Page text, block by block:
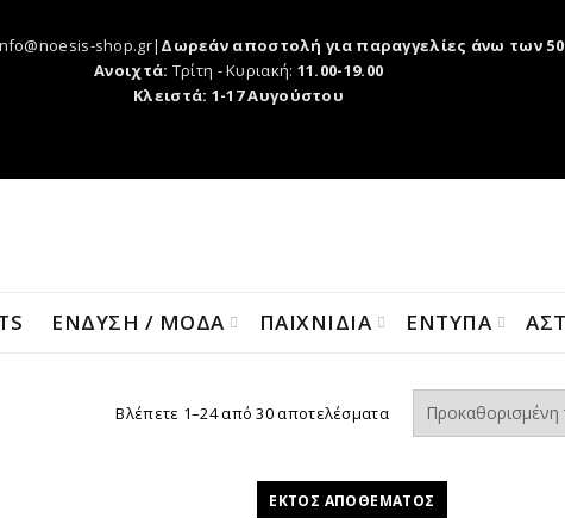
shop.gr| Δωρεάν αποστολή για παραγγελίες άνω των
Ανοιχτά: Τρίτη - Κυριακή: 11.00-19.00
Κλειστά: 1-17 Αυγούστου
ΕΝΔΥΣΗ / ΜΟΔΑ ΠΑΙΧΝΙΔΙΑ ΕΝΤΥΠΑ
Βλέπετε 1–24 από 30 αποτελέσματα
ΕΚΤΌΣ ΑΠΟΘΈΜΑΤΟΣ